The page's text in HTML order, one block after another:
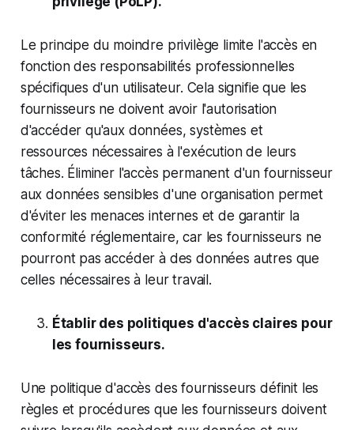
Le principe du moindre privilège limite l'accès en
fonction des responsabilités professionnelles
spécifiques d'un utilisateur. Cela signifie que les
fournisseurs ne doivent avoir l'autorisation
d'accéder qu'aux données, systèmes et
ressources nécessaires à l'exécution de leurs
tâches. Éliminer l'accès permanent d'un fournisseur
aux données sensibles d'une organisation permet
d'éviter les menaces internes et de garantir la
conformité réglementaire, car les fournisseurs ne
pourront pas accéder à des données autres que
celles nécessaires à leur travail.
Établir des politiques d'accès claires pour
les fournisseurs.
Une politique d'accès des fournisseurs définit les
règles et procédures que les fournisseurs doivent